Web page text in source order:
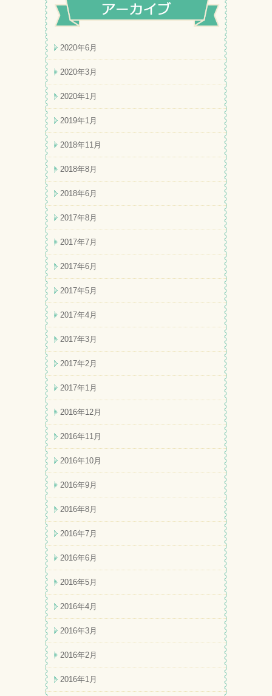
2020年6月
2020年3月
2020年1月
2019年1月
2018年11月
2018年8月
2018年6月
2017年8月
2017年7月
2017年6月
2017年5月
2017年4月
2017年3月
2017年2月
2017年1月
2016年12月
2016年11月
2016年10月
2016年9月
2016年8月
2016年7月
2016年6月
2016年5月
2016年4月
2016年3月
2016年2月
2016年1月